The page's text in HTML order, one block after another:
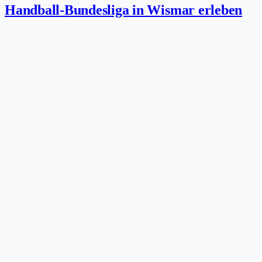
Handball-Bundesliga in Wismar erleben